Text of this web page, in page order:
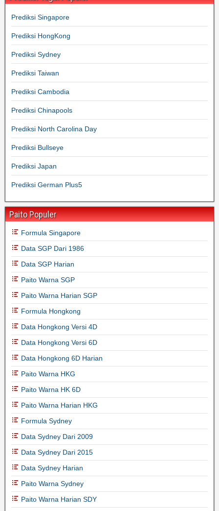
Prediksi Singapore
Prediksi HongKong
Prediksi Sydney
Prediksi Taiwan
Prediksi Cambodia
Prediksi Chinapools
Prediksi North Carolina Day
Prediksi Bullseye
Prediksi Japan
Prediksi German Plus5
Paito Populer
Formula Singapore
Data SGP Dari 1986
Data SGP Harian
Paito Warna SGP
Paito Warna Harian SGP
Formula Hongkong
Data Hongkong Versi 4D
Data Hongkong Versi 6D
Data Hongkong 6D Harian
Paito Warna HKG
Paito Warna HK 6D
Paito Warna Harian HKG
Formula Sydney
Data Sydney Dari 2009
Data Sydney Dari 2015
Data Sydney Harian
Paito Warna Sydney
Paito Warna Harian SDY